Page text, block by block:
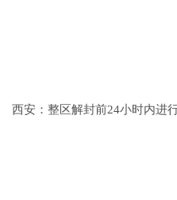
西安：整区解封前24小时内进